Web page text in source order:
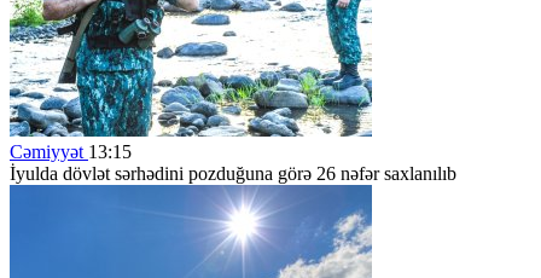
Cəmiyyət 13:15
İyulda dövlət sərhədini pozduğuna görə 26 nəfər saxlanılıb